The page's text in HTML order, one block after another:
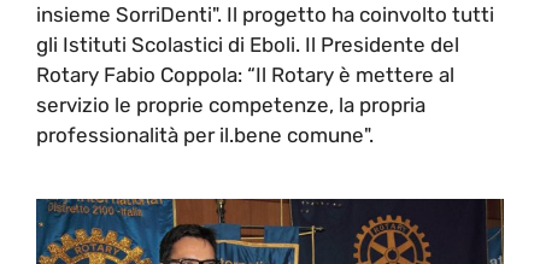
insieme SorriDenti". Il progetto ha coinvolto tutti
gli Istituti Scolastici di Eboli. Il Presidente del
Rotary Fabio Coppola: “Il Rotary è mettere al
servizio le proprie competenze, la propria
professionalità per il.bene comune".